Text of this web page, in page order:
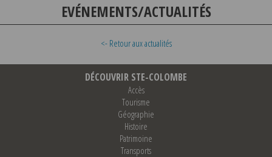
EVÉNEMENTS/ACTUALITÉS
<- Retour aux actualités
DÉCOUVRIR STE-COLOMBE
Accès
Tourisme
Géographie
Histoire
Patrimoine
Transports